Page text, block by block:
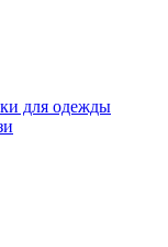
для одежды